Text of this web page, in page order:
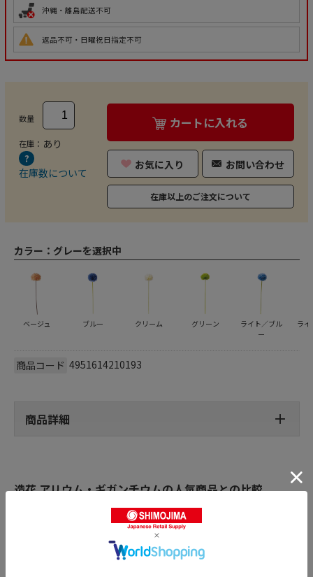
沖縄・離島配送不可
返品不可・日曜祝日指定不可
数量
在庫： あり
在庫数について
カートに入れる
お気に入り お問い合わせ
在庫以上のご注文について
カラー： グレーを選択中
ベージュ ブルー クリーム グリーン
ライト／ブル
ー
ラ
商品コード 4951614210193
商品詳細
造花 アリウム・ギガンチウムの人気商品との比較